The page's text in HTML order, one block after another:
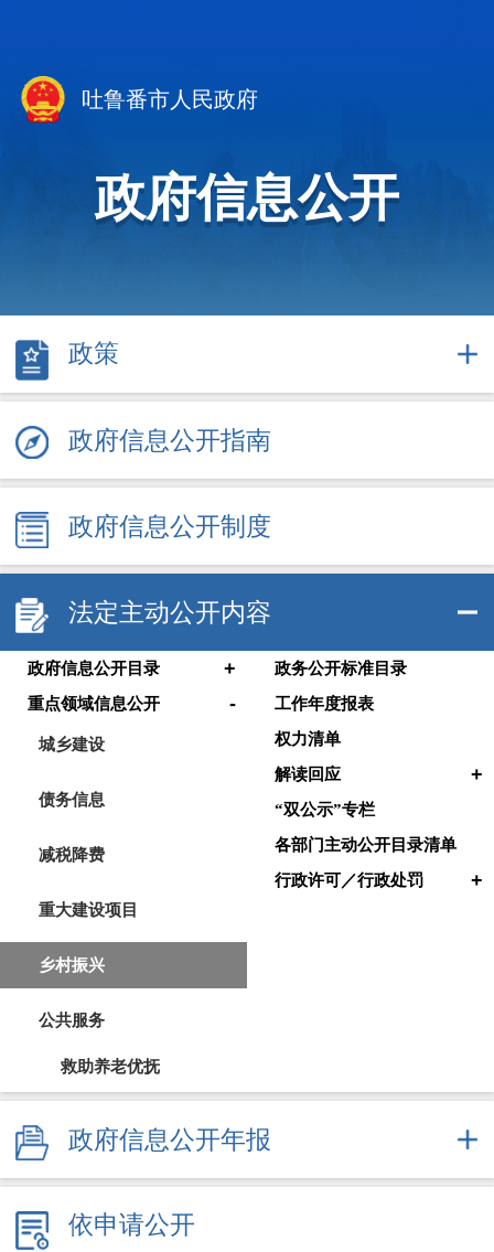
吐鲁番市人民政府
政府信息公开
政策
政府信息公开指南
政府信息公开制度
法定主动公开内容
政府信息公开目录 +
政务公开标准目录
重点领域信息公开
-
城乡建设
债务信息
减税降费
重大建设项目
乡村振兴
公共服务
救助养老优抚
医疗卫生（疫情防控）
文体旅游
工作年度报表
权力清单
解读回应
+
“双公示”专栏
各部门主动公开目录清单
行政许可／行政处罚
+
政府信息公开年报
依申请公开